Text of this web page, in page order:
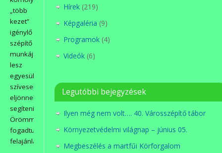
„több
kezet”
igénylő
szépítő
munkája
lesz
egyesületünknek,
szívesen
eljönnek
segíteni.
Örömmel
fogadtuk
felajánlásukat.
Hírek (219)
Képgaléria (9)
Programok (4)
Videók (6)
Legutóbbi bejegyzések
Ilyen még nem volt…. 40. Városszépítő tábor
Környezetvédelmi világnap – június 05.
Megbeszélés a martfűi Körforgalom